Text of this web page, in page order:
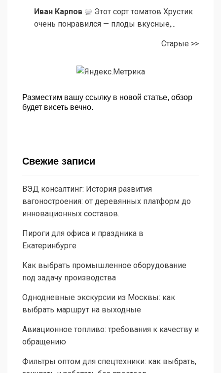
Иван Карпов
Этот сорт томатов Хрустик
очень понравился — плоды вкусные,...
Старые >>
Разместим вашу ссылку в новой статье, обзор
будет висеть вечно.
Свежие записи
ВЭД консалтинг: История развития
вагоностроения: от деревянных платформ до
инновационных составов.
Пироги для офиса и праздника в
Екатеринбурге
Как выбрать промышленное оборудование
под задачу производства
Однодневные экскурсии из Москвы: как
выбрать маршрут на выходные
Авиационное топливо: требования к качеству и
обращению
Фильтры оптом для спецтехники: как выбрать,